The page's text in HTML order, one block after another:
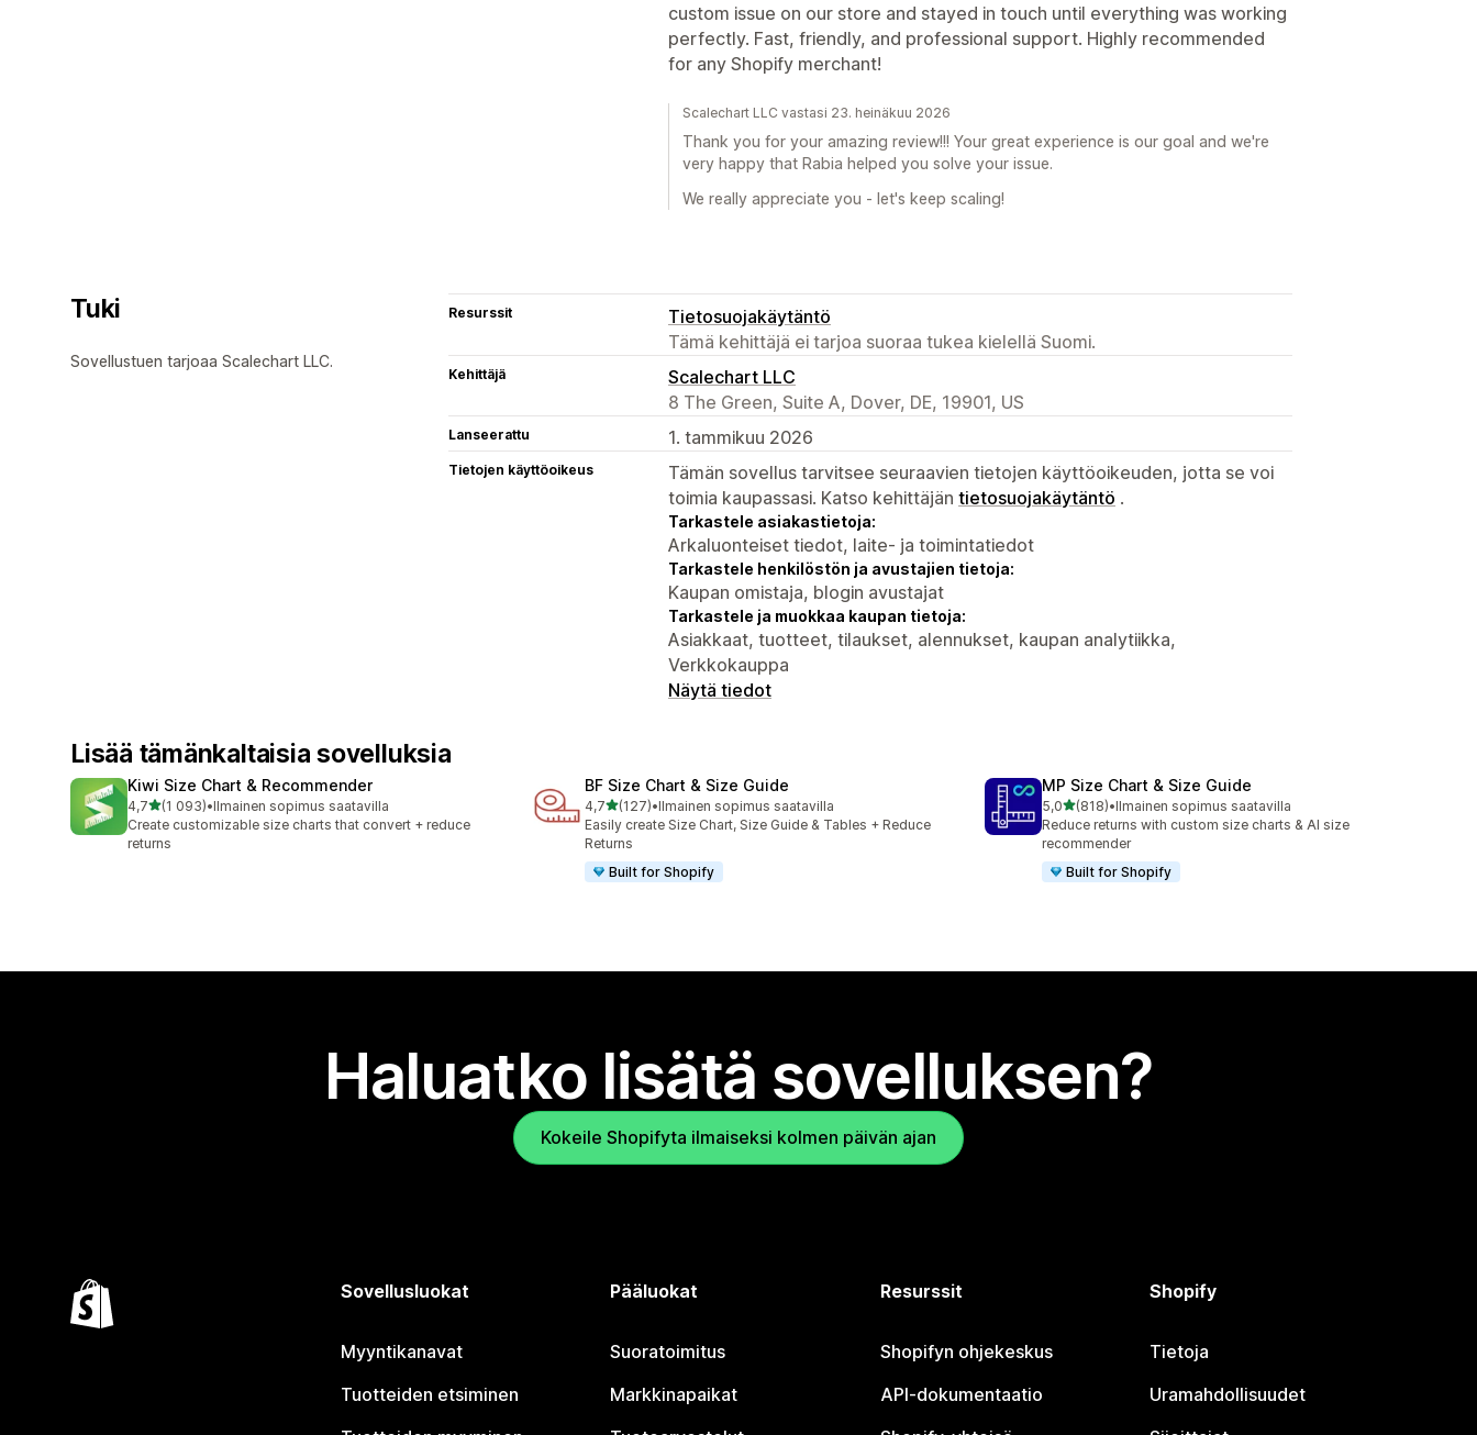
custom issue on our store and stayed in touch until everything was working
perfectly. Fast, friendly, and professional support. Highly recommended
for any Shopify merchant!
Scalechart LLC vastasi 23. heinäkuu 2026
Thank you for your amazing review!!! Your great experience is our goal and we're
very happy that Rabia helped you solve your issue.
We really appreciate you - let's keep scaling!
Tuki
Sovellustuen tarjoaa Scalechart LLC.
Resurssit
Tietosuojakäytäntö
Tämä kehittäjä ei tarjoa suoraa tukea kielellä Suomi.
Kehittäjä
Scalechart LLC
8 The Green, Suite A, Dover, DE, 19901, US
Lanseerattu 1. tammikuu 2026
Tietojen käyttöoikeus
Tämän sovellus tarvitsee seuraavien tietojen käyttöoikeuden, jotta se voi
toimia kaupassasi. Katso kehittäjän tietosuojakäytäntö .
Tarkastele asiakastietoja:
Arkaluonteiset tiedot, laite- ja toimintatiedot
Tarkastele henkilöstön ja avustajien tietoja:
Kaupan omistaja, blogin avustajat
Tarkastele ja muokkaa kaupan tietoja:
Asiakkaat, tuotteet, tilaukset, alennukset, kaupan analytiikka,
Verkkokauppa
Näytä tiedot
Lisää tämänkaltaisia sovelluksia
Kiwi Size Chart & Recommender
4,7/ 5 tähteä
(1 093)
1093 arvostelua yhteensä
•Ilmainen sopimus saatavilla
Create customizable size charts that convert + reduce
returns
BF Size Chart & Size Guide
4,7/ 5 tähteä
(127)
127 arvostelua yhteensä
•Ilmainen sopimus saatavilla
Easily create Size Chart, Size Guide & Tables + Reduce
Returns
Built for Shopify
MP Size Chart & Size Guide
5,0/ 5 tähteä
(818)
818 arvostelua yhteensä
•Ilmainen sopimus saatavilla
Reduce returns with custom size charts & AI size
recommender
Built for Shopify
Haluatko lisätä sovelluksen?
Kokeile Shopifyta ilmaiseksi kolmen päivän ajan
Sovellusluokat
Myyntikanavat
Tuotteiden etsiminen
Pääluokat
Suoratoimitus
Markkinapaikat
Resurssit
Shopifyn ohjekeskus
API-dokumentaatio
Shopify
Tietoja
Uramahdollisuudet